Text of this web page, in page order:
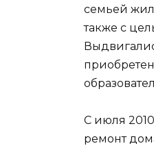
семьей
также с
С июля
ремонт